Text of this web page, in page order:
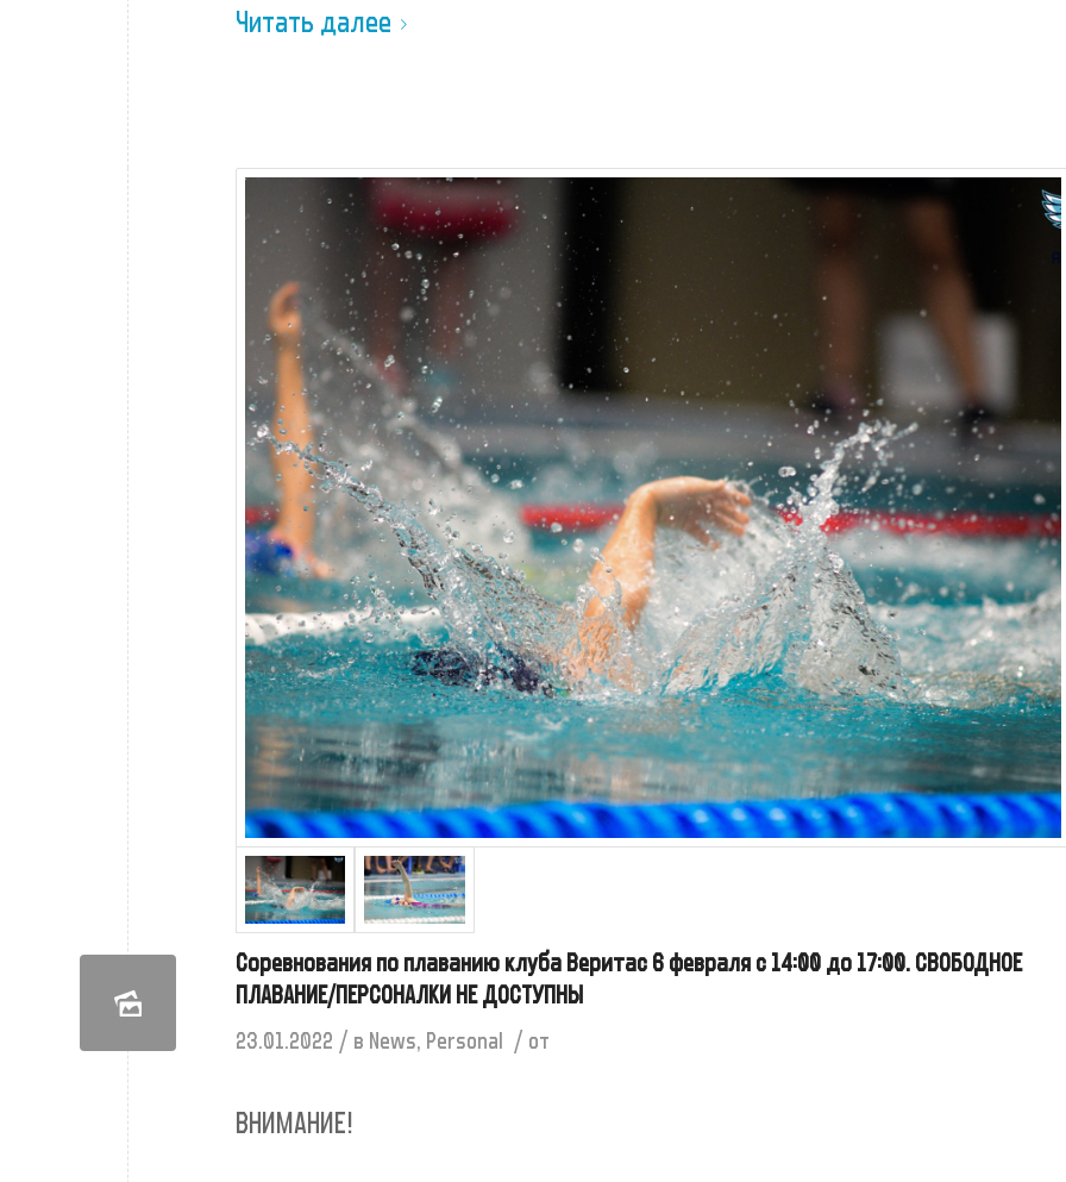
Читать далее
Соревнования по плаванию клуба Веритас 6 февраля с 14:00 до 17:00. СВОБОДНОЕ
ПЛАВАНИЕ/ПЕРСОНАЛКИ НЕ ДОСТУПНЫ
23.01.2022 / в News, Personal / от
ВНИМАНИЕ!